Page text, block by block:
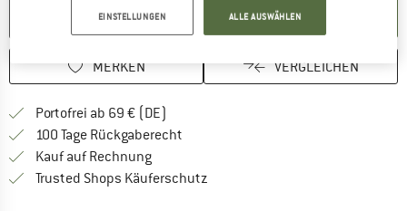
IN DEN WARENKORB
MERKEN VERGLEICHEN
Portofrei ab 69 € (DE)
100 Tage Rückgaberecht
Kauf auf RechnungFinde die Zahlungs-Infos hier! Öffnet
Trusted Shops Käuferschutz
EINSTELLUNGEN ALLE AUSWÄHLEN